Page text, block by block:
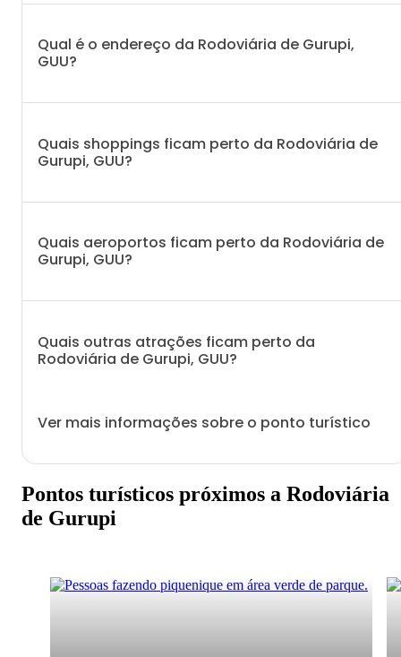
Qual é o endereço da Rodoviária de Gurupi,
GUU?
Quais shoppings ficam perto da Rodoviária de
Gurupi, GUU?
Quais aeroportos ficam perto da Rodoviária de
Gurupi, GUU?
Quais outras atrações ficam perto da
Rodoviária de Gurupi, GUU?
Ver mais informações sobre o ponto turístico
Pontos turísticos próximos a Rodoviária
de Gurupi